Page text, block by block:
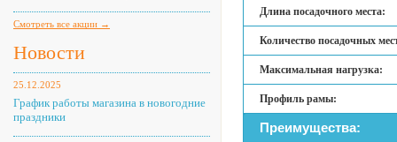
Смотреть все акции →
Новости
25.12.2025
График работы магазина в новогодние
праздники
Длина посадочного места:
Количество посадочных
Максимальная нагрузка:
Профиль рамы:
Преимущества: